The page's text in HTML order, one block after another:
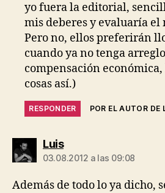
yo fuera la editorial,
mis deberes y evaluaría
Pero no, ellos preferirán
cuando ya no tenga
compensación
cosas así.)
RESPONDER POR EL AUTOR DE
Luisdice:
03.08.2012 a las 09:08
Además de todo lo ya dicho,